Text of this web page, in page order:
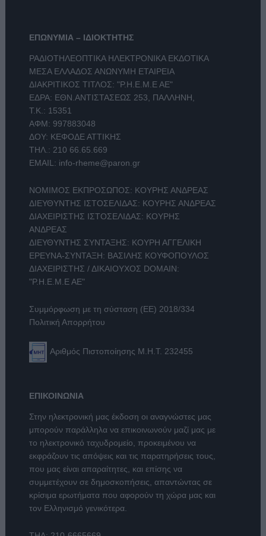
ΕΠΩΝΥΜΙΑ – ΙΔΙΟΚΤΗΤΗΣ
ΡΑΔΙΟΤΗΛΕΟΠΤΙΚΑ ΗΛΕΚΤΡΟΝΙΚΑ ΕΚΔΟΤΙΚΑ
ΜΕΣΑ ΕΛΛΑΔΟΣ ΑΝΩΝΥΜΗ ΕΤΑΙΡΕΙΑ
ΔΙΑΚΡΙΤΙΚΟΣ ΤΙΤΛΟΣ: "Ρ.Η.Ε.Μ.Ε ΑΕ"
ΕΔΡΑ: ΕΘΝ.ΑΝΤΙΣΤΑΣΕΩΣ 253, ΠΑΛΛΗΝΗ,
Τ.Κ.: 15351
ΑΦΜ: 997883048
ΔΟΥ: ΚΕΦΟΔΕ ΑΤΤΙΚΗΣ
ΤΗΛ.: 210 66.65.669
EMAIL: info-rheme@paron.gr
ΝΟΜΙΜΟΣ ΕΚΠΡΟΣΩΠΟΣ: ΚΟΥΡΗΣ ΑΝΔΡΕΑΣ
ΔΙΕΥΘΥΝΤΗΣ ΙΣΤΟΣΕΛΙΔΑΣ: ΚΟΥΡΗΣ ΑΝΔΡΕΑΣ
ΔΙΑΧΕΙΡΙΣΤΗΣ ΙΣΤΟΣΕΛΙΔΑΣ: ΚΟΥΡΗΣ
ΑΝΔΡΕΑΣ
ΔΙΕΥΘΥΝΤΗΣ ΣΥΝΤΑΞΗΣ: ΚΟΥΡΗ ΑΓΓΕΛΙΚΗ
ΕΡΕΥΝΑ-ΣΥΝΤΑΞΗ: ΒΑΣΙΛΗΣ ΚΟΥΦΟΠΟΥΛΟΣ
ΔΙΑΧΕΙΡΙΣΤΗΣ / ΔΙΚΑΙΟΥΧΟΣ DOMAIN:
"Ρ.Η.Ε.Μ.Ε ΑΕ"
Συμμόρφωση με τη σύσταση (ΕΕ) 2018/334
Πολιτική Απορρήτου
Αριθμός Πιστοποίησης Μ.Η.Τ. 232455
ΕΠΙΚΟΙΝΩΝΙΑ
Στην ηλεκτρονική μας έκδοση οι αναγνώστες μας
μπορούν παράλληλα να επικοινωνούν μαζί μας με
το ηλεκτρονικό ταχυδρομείο, προκειμένου να
εκφράζουν τις απόψεις και τις παρατηρήσεις τους,
που μας είναι απαραίτητες, και επίσης να
συμμετέχουν σε δημοσκοπήσεις, απαντώντας σε
κρίσιμα ερωτήματα που αφορούν τη χώρα μας και
τον Ελληνισμό γενικότερα.